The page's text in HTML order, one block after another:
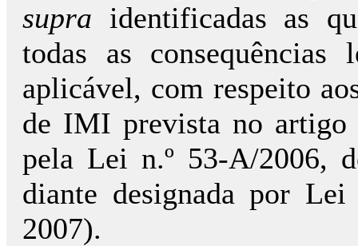
supra identificadas as
todas as consequências
aplicável, com respeito
de IMI prevista no artigo
pela Lei n.º 53-A/2006,
diante designada por
2007).